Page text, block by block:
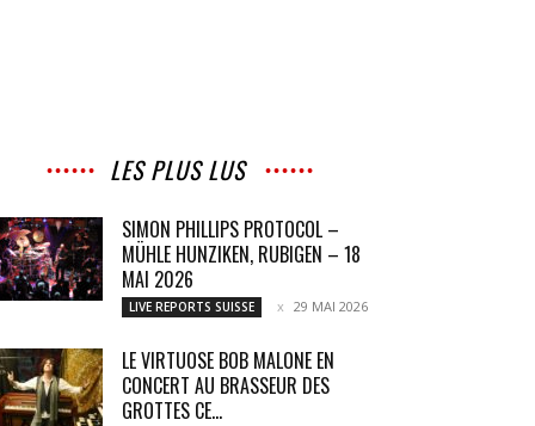
LES PLUS LUS
SIMON PHILLIPS PROTOCOL –
MÜHLE HUNZIKEN, RUBIGEN – 18
MAI 2026
LIVE REPORTS SUISSE 29 MAI 2026
LE VIRTUOSE BOB MALONE EN
CONCERT AU BRASSEUR DES
GROTTES CE...